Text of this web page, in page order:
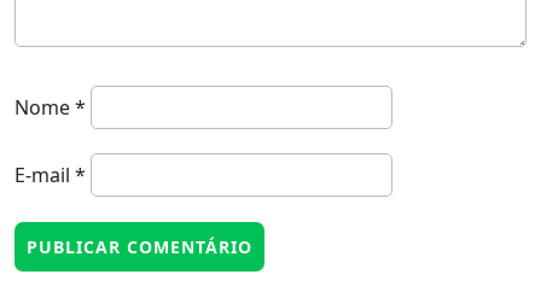
Nome*
E-mail *